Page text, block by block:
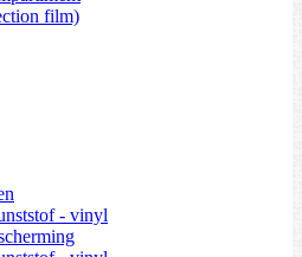
film)
- vinyl